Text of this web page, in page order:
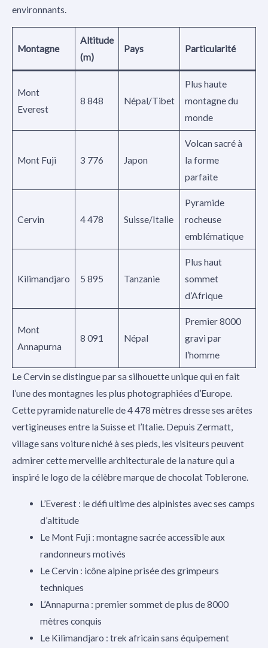
environnants.
Montagne
Altitude
(m)
Pays Particularité
Mont
Everest
8 848 Népal/Tibet
Plus haute
montagne du
monde
Mont Fuji 3 776 Japon
Volcan sacré à
la forme
parfaite
Cervin 4 478 Suisse/Italie
Pyramide
rocheuse
emblématique
Kilimandjaro 5 895 Tanzanie
Plus haut
sommet
d’Afrique
Mont
Annapurna
8 091 Népal
Premier 8000
gravi par
l’homme
Le Cervin se distingue par sa silhouette unique qui en fait
l’une des montagnes les plus photographiées d’Europe.
Cette pyramide naturelle de 4 478 mètres dresse ses arêtes
vertigineuses entre la Suisse et l’Italie. Depuis Zermatt,
village sans voiture niché à ses pieds, les visiteurs peuvent
admirer cette merveille architecturale de la nature qui a
inspiré le logo de la célèbre marque de chocolat Toblerone.
L’Everest : le défi ultime des alpinistes avec ses camps
d’altitude
Le Mont Fuji : montagne sacrée accessible aux
randonneurs motivés
Le Cervin : icône alpine prisée des grimpeurs
techniques
L’Annapurna : premier sommet de plus de 8000
mètres conquis
Le Kilimandjaro : trek africain sans équipement